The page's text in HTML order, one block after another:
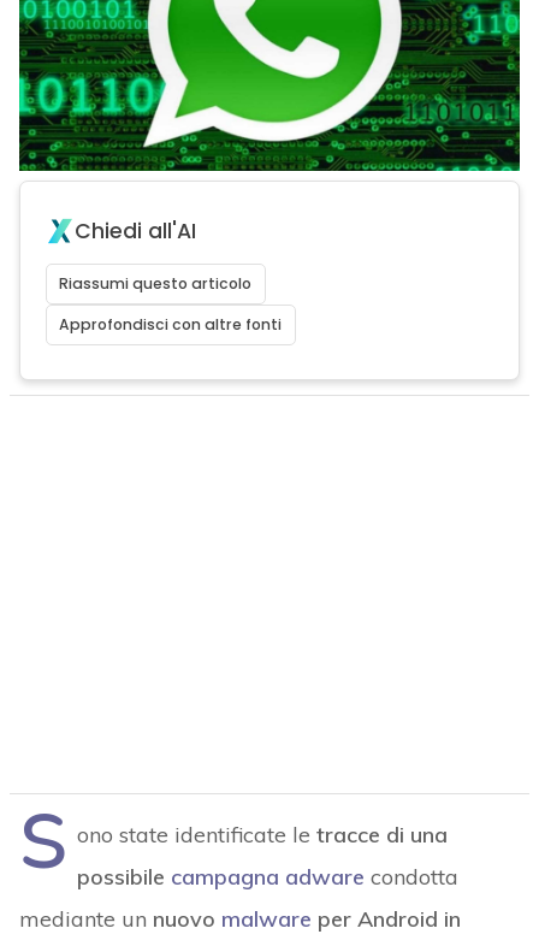
Chiedi all'AI
Riassumi questo articolo
Approfondisci con altre fonti
S ono state identificate le tracce di una
possibile campagna adware condotta
mediante un nuovo malware per Android in